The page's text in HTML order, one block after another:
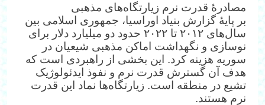
مصادرهٔ قدرت نرم زیارتگاه‌های مذهبی
بر پایهٔ گزارش بنیاد اوراسیا، جمهوری اسلامی بین
سال‌های ۲۰۱۲ تا ۲۰۲۲ حدود دو میلیارد دلار برای
نوسازی و نگهداشت اماکن مذهبی شیعیان در
سوریه هزینه کرد. این بخشی از راهبردی است که
هدف آن گسترش قدرت نرم و نفوذ ایدئولوژیک
تشیع در منطقه است. زیارتگاه‌ها نماد این قدرت
نرم هستند.